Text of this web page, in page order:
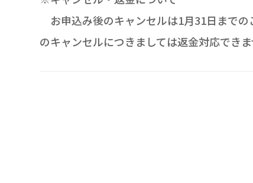
お申込み後のキャンセルは1月31日まで
のキャンセルにつきましては返金対応でき